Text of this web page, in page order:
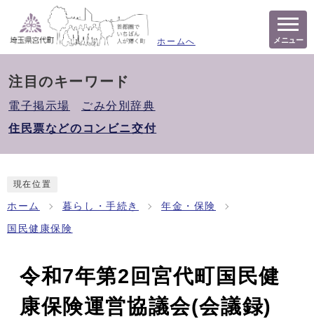
ホームへ メニュー
注目のキーワード
電子掲示場
ごみ分別辞典
住民票などのコンビニ交付
現在位置
ホーム 暮らし・手続き 年金・保険
国民健康保険
令和7年第2回宮代町国民健
康保険運営協議会(会議録)